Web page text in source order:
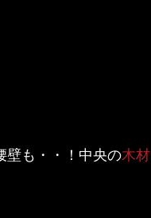
壁も・・！中央の木材